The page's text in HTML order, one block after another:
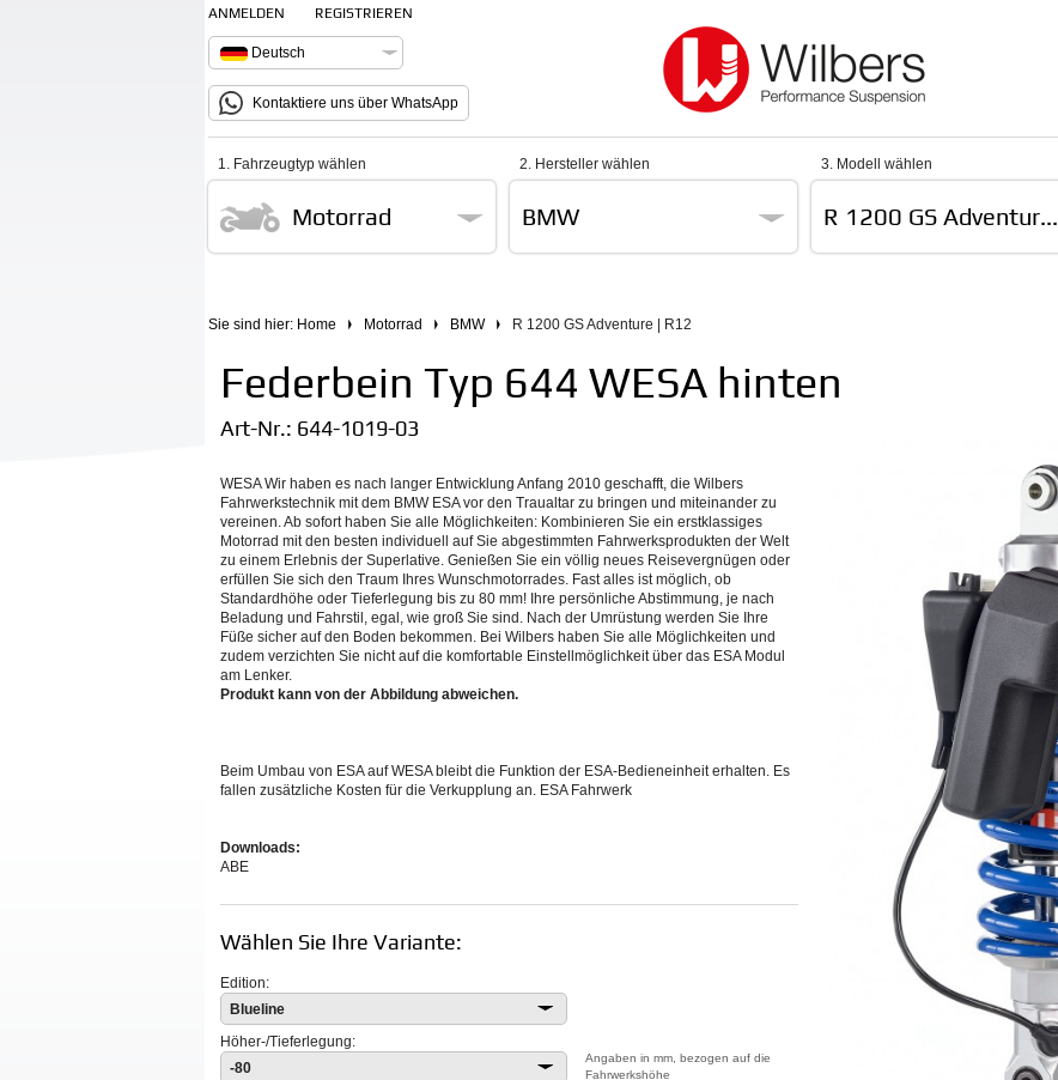
ANMELDEN REGISTRIEREN
Deutsch
Kontaktiere uns über WhatsApp
1. Fahrzeugtyp wählen
Motorrad
2. Hersteller wählen
BMW
3. Modell wählen
R 1200 GS Adventur...
Sie sind hier: Home Motorrad BMW R 1200 GS Adventure | R12
Federbein Typ 644 WESA hinten
Art-Nr.: 644-1019-03
WESA Wir haben es nach langer Entwicklung Anfang 2010 geschafft, die Wilbers
Fahrwerkstechnik mit dem BMW ESA vor den Traualtar zu bringen und miteinander zu
vereinen. Ab sofort haben Sie alle Möglichkeiten: Kombinieren Sie ein erstklassiges
Motorrad mit den besten individuell auf Sie abgestimmten Fahrwerksprodukten der Welt
zu einem Erlebnis der Superlative. Genießen Sie ein völlig neues Reisevergnügen oder
erfüllen Sie sich den Traum Ihres Wunschmotorrades. Fast alles ist möglich, ob
Standardhöhe oder Tieferlegung bis zu 80 mm! Ihre persönliche Abstimmung, je nach
Beladung und Fahrstil, egal, wie groß Sie sind. Nach der Umrüstung werden Sie Ihre
Füße sicher auf den Boden bekommen. Bei Wilbers haben Sie alle Möglichkeiten und
zudem verzichten Sie nicht auf die komfortable Einstellmöglichkeit über das ESA Modul
am Lenker.
Produkt kann von der Abbildung abweichen.
Beim Umbau von ESA auf WESA bleibt die Funktion der ESA-Bedieneinheit erhalten. Es
fallen zusätzliche Kosten für die Verkupplung an. ESA Fahrwerk
Downloads:
ABE
Wählen Sie Ihre Variante:
Edition:
Blueline
Höher-/Tieferlegung:
-80
Angaben in mm, bezogen auf die
Fahrwerkshöhe